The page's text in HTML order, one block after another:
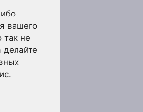
вашего
так не